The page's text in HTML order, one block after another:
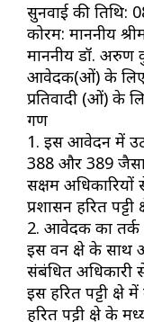
सुनवाई की तिथि:
कोरम: माननीय
माननीय डॉ. अरुण
आवेदक(ओं) के लिए:
प्रतिवादी (ओं) के
गण
1. इस आवेदन में
388 और 389 जैसा
सक्षम
प्रशासन हरित पट्टी
2. आवेदक का तर्क
इस वन क्षेत्र के
संबंधित अधिकारी
इस हरित पट्टी
हरित पट्टी क्षेत्र के